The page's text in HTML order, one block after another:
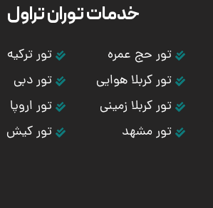
خدمات توران تراول
تور حج عمره
تور کربلا هوایی
تور کربلا زمینی
تور مشهد
تور ترکیه
تور دبی
تور اروپا
تور کیش